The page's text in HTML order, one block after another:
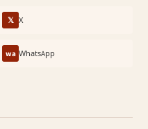
𝕏 X
wa WhatsApp